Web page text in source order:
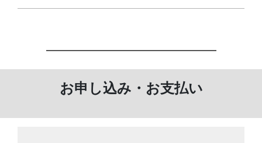
お申し込み・お支払い